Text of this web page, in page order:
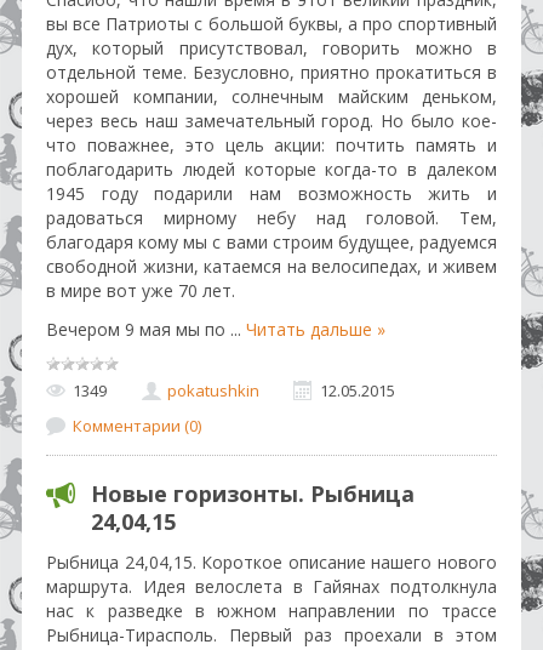
вы все Патриоты с большой буквы, а про спортивный
дух, который присутствовал, говорить можно в
отдельной теме. Безусловно, приятно прокатиться в
хорошей компании, солнечным майским деньком,
через весь наш замечательный город. Но было кое-
что поважнее, это цель акции: почтить память и
поблагодарить людей которые когда-то в далеком
1945 году подарили нам возможность жить и
радоваться мирному небу над головой. Тем,
благодаря кому мы с вами строим будущее, радуемся
свободной жизни, катаемся на велосипедах, и живем
в мире вот уже 70 лет.
Вечером 9 мая мы по ... Читать дальше »
1349 pokatushkin
12.05.2015
Комментарии (0)
Новые горизонты. Рыбница
24,04,15
Рыбница 24,04,15. Короткое описание нашего нового
маршрута. Идея велослета в Гайянах подтолкнула
нас к разведке в южном направлении по трассе
Рыбница-Тирасполь. Первый раз проехали в этом